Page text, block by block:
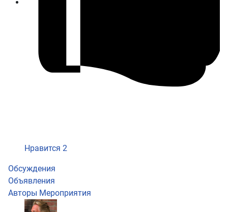
Нравится 2
Обсуждения
Объявления
Авторы Мероприятия